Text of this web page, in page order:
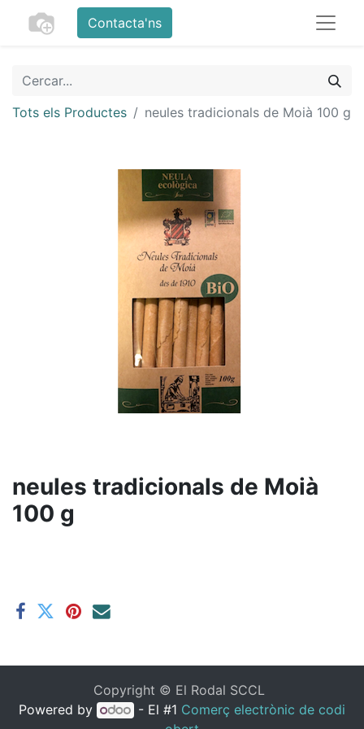
Contacta'ns
Tots els Productes neules tradicionals de Moià 100 g
neules tradicionals de Moià
100 g
Copyright © El Rodal SCCL
Powered by
- El #1 Comerç electrònic de codi